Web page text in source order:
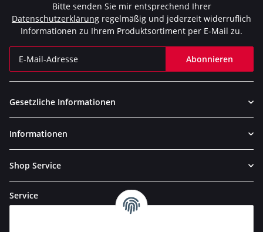
Bitte senden Sie mir entsprechend Ihrer
Datenschutzerklärung regelmäßig und jederzeit widerruflich
Informationen zu Ihrem Produktsortiment per E-Mail zu.
Abonnieren
Gesetzliche Informationen
Informationen
Shop Service
Service